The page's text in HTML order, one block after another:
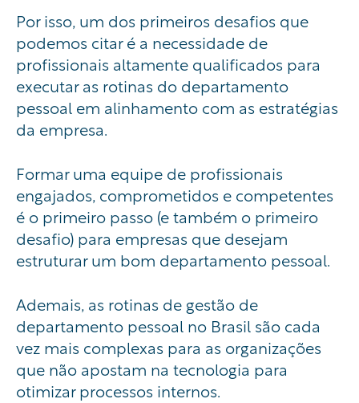
Por isso, um dos primeiros desafios que
podemos citar é a necessidade de
profissionais altamente qualificados para
executar as rotinas do departamento
pessoal em alinhamento com as estratégias
da empresa.
Formar uma equipe de profissionais
engajados, comprometidos e competentes
é o primeiro passo (e também o primeiro
desafio) para empresas que desejam
estruturar um bom departamento pessoal.
Ademais, as rotinas de gestão de
departamento pessoal no Brasil são cada
vez mais complexas para as organizações
que não apostam na tecnologia para
otimizar processos internos.